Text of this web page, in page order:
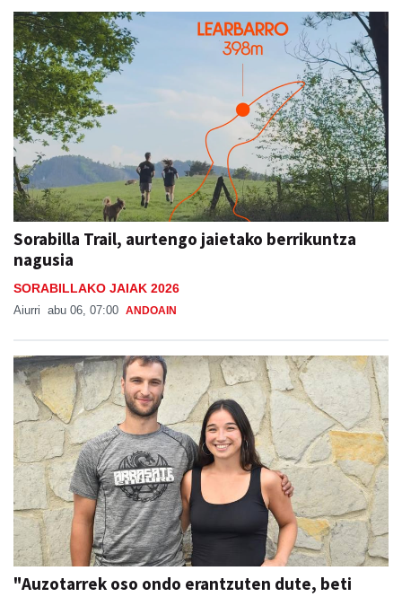
Sorabilla Trail, aurtengo jaietako berrikuntza
nagusia
SORABILLAKO JAIAK 2026
Aiurri abu 06, 07:00 ANDOAIN
"Auzotarrek oso ondo erantzuten dute, beti